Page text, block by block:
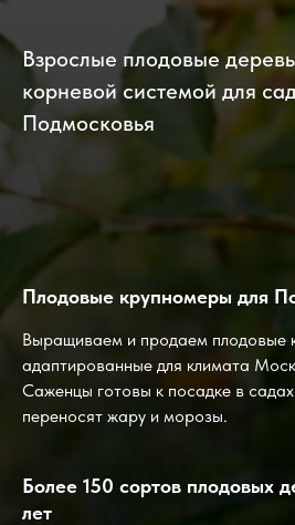
Взрослые плодовые
корневой системой для
Подмосковья
Плодовые крупномеры для
Выращиваем и продаем плодовые
адаптированные для климата
Саженцы готовы к посадке в
переносят жару и морозы.
Более 150 сортов плодовых
лет